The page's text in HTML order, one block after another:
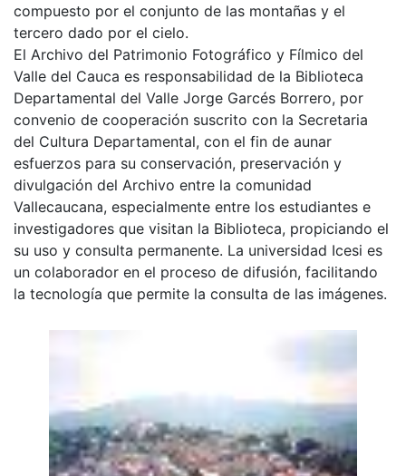
compuesto por el conjunto de las montañas y el
tercero dado por el cielo.
El Archivo del Patrimonio Fotográfico y Fílmico del
Valle del Cauca es responsabilidad de la Biblioteca
Departamental del Valle Jorge Garcés Borrero, por
convenio de cooperación suscrito con la Secretaria
del Cultura Departamental, con el fin de aunar
esfuerzos para su conservación, preservación y
divulgación del Archivo entre la comunidad
Vallecaucana, especialmente entre los estudiantes e
investigadores que visitan la Biblioteca, propiciando el
su uso y consulta permanente. La universidad Icesi es
un colaborador en el proceso de difusión, facilitando
la tecnología que permite la consulta de las imágenes.